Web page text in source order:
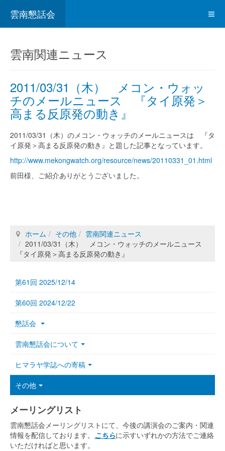
雲南懇話会
雲南関連ニュース
2011/03/31（木） メコン・ウォッ
チのメールニュース 『タイ原発＞
高まる反原発の動き』
2011/03/31（木）のメコン・ウォッチのメールニュースは 『タ
イ原発＞高まる反原発の動き』と題した記事となっています。
http://www.mekongwatch.org/resource/news/20110331_01.html
前田様、ご紹介ありがとうございました。
ホーム その他
雲南関連ニュース
2011/03/31（木） メコン・ウォッチのメールニュース
『タイ原発＞高まる反原発の動き』
第61回 2025/12/14
第60回 2024/12/22
懇話会
雲南懇話会について
ヒマラヤ学誌への寄稿
その他
メーリングリスト
雲南懇話会メーリングリストにて、今後の講演会のご案内・関連
情報を配信しております。 こちらに示すいずれかの方法でご連絡
いただければと思います。